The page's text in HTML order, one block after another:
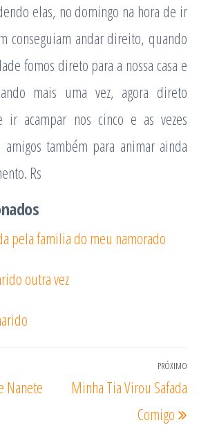
elas, no domingo na hora de ir
conseguiam andar direito, quando
fomos direto para a nossa casa e
mais uma vez, agora direto
ir acampar nos cinco e as vezes
amigos também para animar ainda
Rs
pela familia do meu namorado
outra vez
Nanete
PRÓXIMO
Minha Tia Virou Safada
Comigo